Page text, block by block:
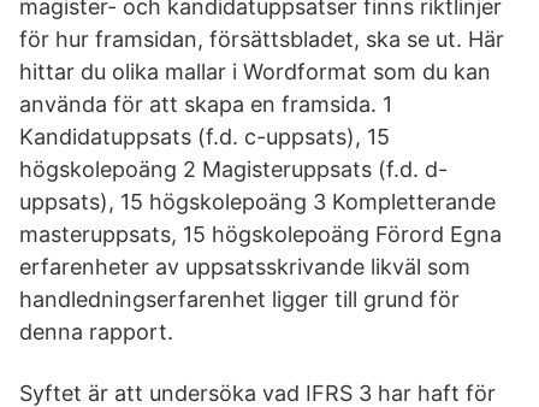
magister- och kandidatuppsatser finns riktlinjer
för hur framsidan, försättsbladet, ska se ut. Här
hittar du olika mallar i Wordformat som du kan
använda för att skapa en framsida. 1
Kandidatuppsats (f.d. c-uppsats), 15
högskolepoäng 2 Magisteruppsats (f.d. d-
uppsats), 15 högskolepoäng 3 Kompletterande
masteruppsats, 15 högskolepoäng Förord Egna
erfarenheter av uppsatsskrivande likväl som
handledningserfarenhet ligger till grund för
denna rapport.
Syftet är att undersöka vad IFRS 3 har haft för